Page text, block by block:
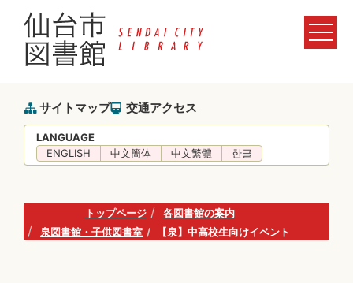
サイトマップ 交通アクセス
LANGUAGE
ENGLISH
中文簡体 中文繁體 한글
トップページ
各図書館の案内
泉図書館・子供図書室
【泉】中高校生向けイベント